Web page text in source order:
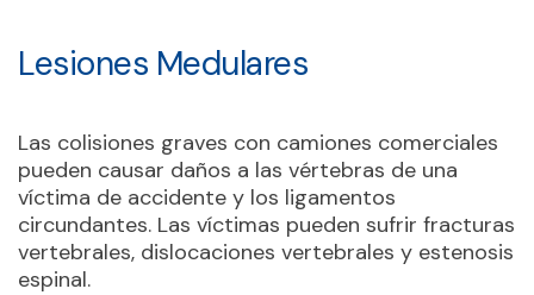
Lesiones Medulares
Las colisiones graves con camiones comerciales
pueden causar daños a las vértebras de una
víctima de accidente y los ligamentos
circundantes. Las víctimas pueden sufrir fracturas
vertebrales, dislocaciones vertebrales y estenosis
espinal.